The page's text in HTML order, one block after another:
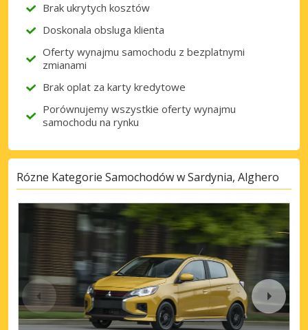
Brak ukrytych kosztów
Doskonala obsluga klienta
Oferty wynajmu samochodu z bezplatnymi
zmianami
Brak oplat za karty kredytowe
Porównujemy wszystkie oferty wynajmu
samochodu na rynku
Rózne Kategorie Samochodów w Sardynia, Alghero